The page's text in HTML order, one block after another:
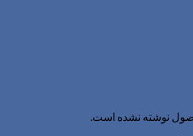
نوشته نشده است.